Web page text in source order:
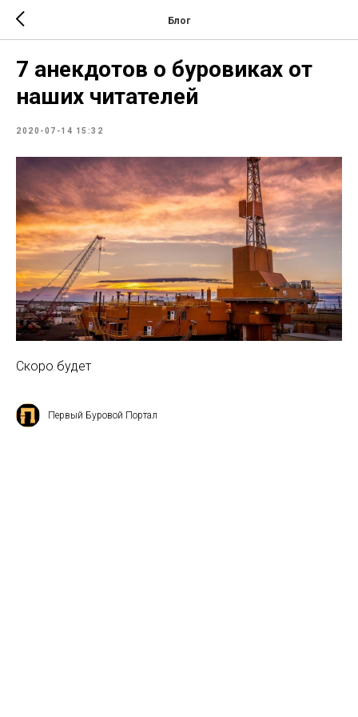
Блог
7 анекдотов о буровиках от
наших читателей
2020-07-14 15:32
Скоро будет
Первый Буровой Портал